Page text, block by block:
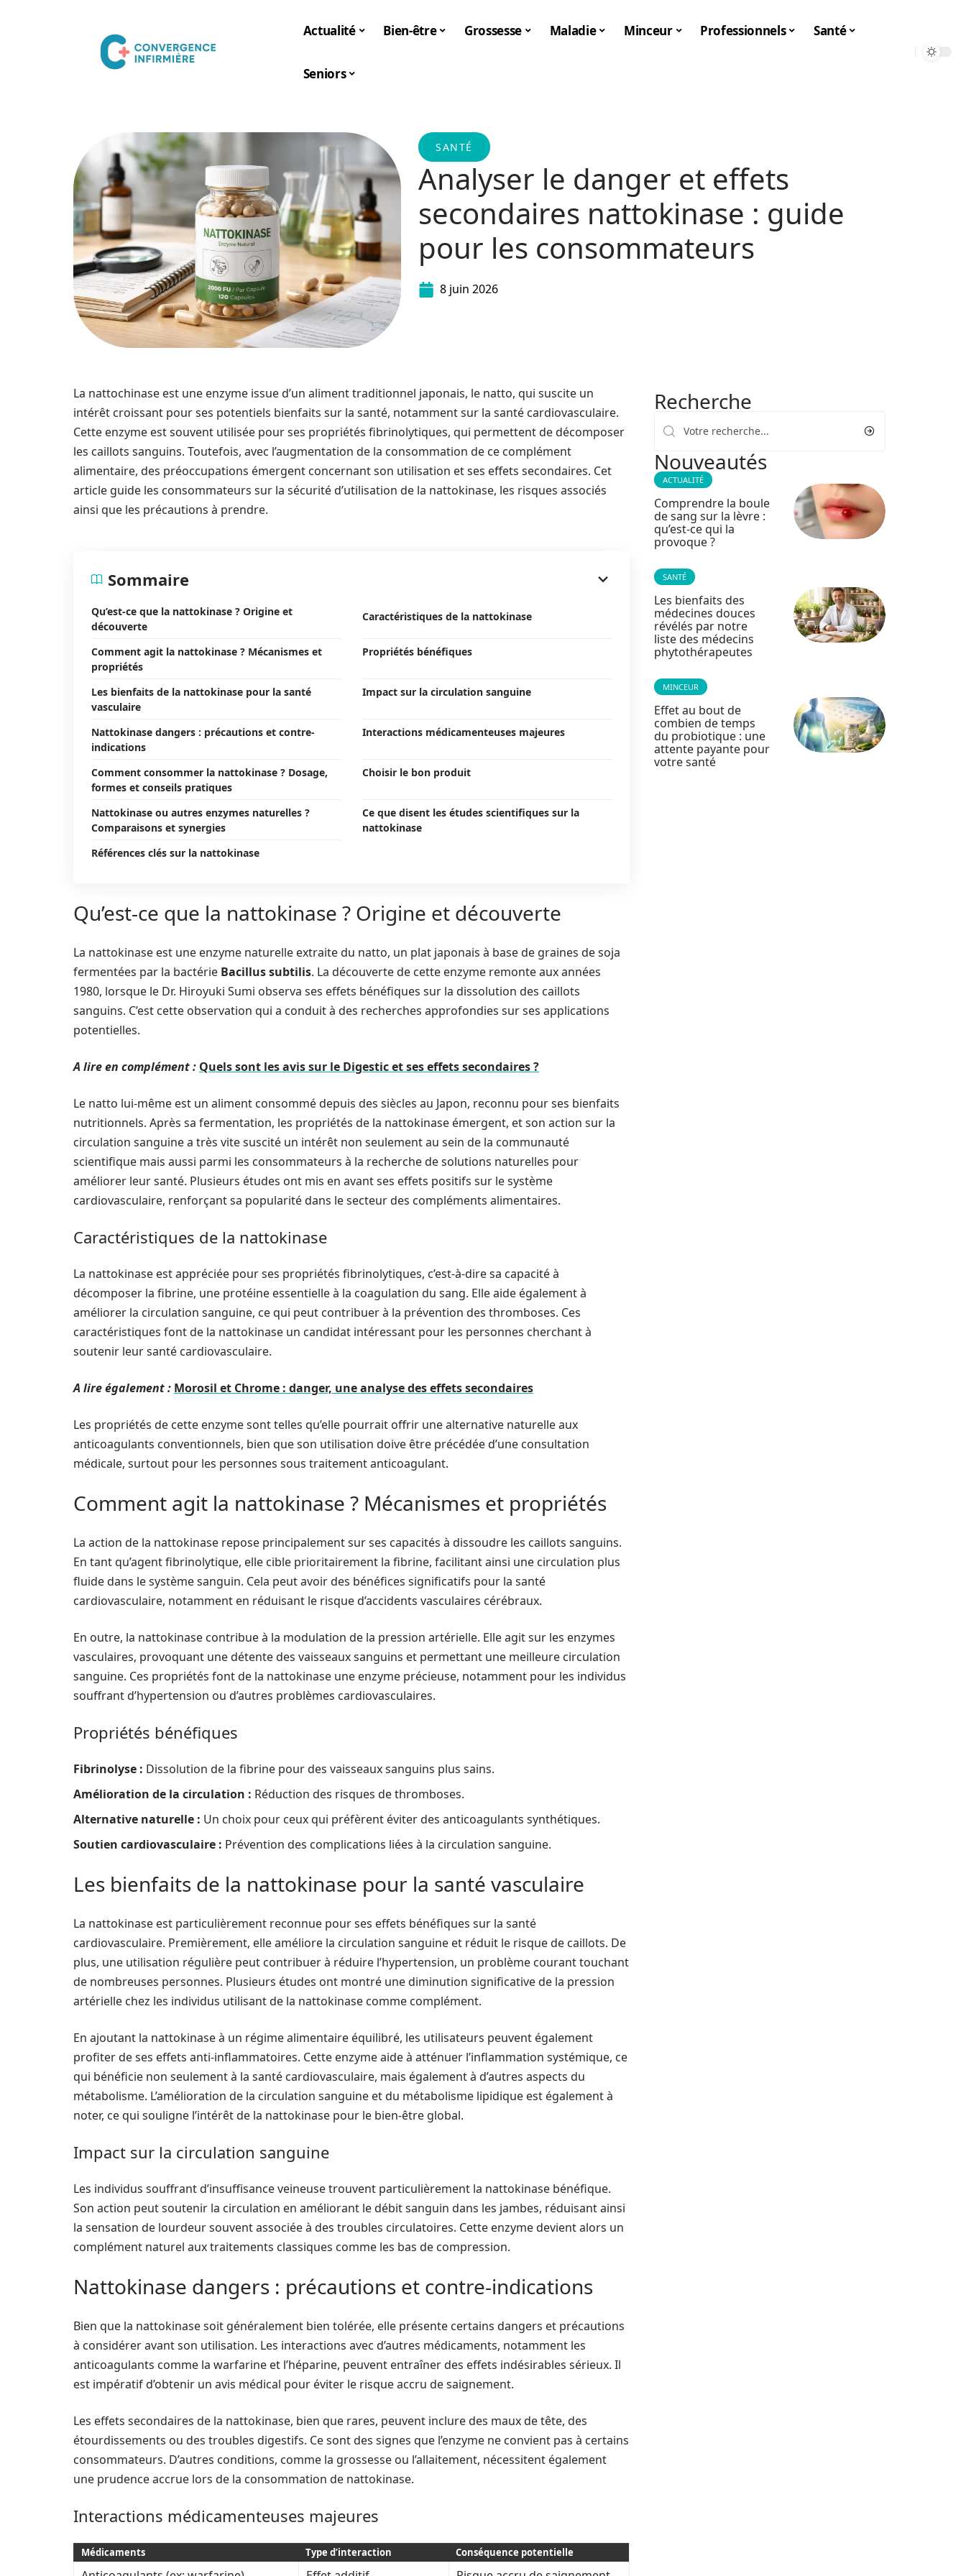
Actualité Bien-être Grossesse Maladie Minceur Professionnels Santé
Seniors
SANTÉ
Analyser le danger et effets
secondaires nattokinase : guide
pour les consommateurs
8 juin 2026
La nattochinase est une enzyme issue d’un aliment traditionnel japonais, le natto, qui suscite un
intérêt croissant pour ses potentiels bienfaits sur la santé, notamment sur la santé cardiovasculaire.
Cette enzyme est souvent utilisée pour ses propriétés fibrinolytiques, qui permettent de décomposer
les caillots sanguins. Toutefois, avec l’augmentation de la consommation de ce complément
alimentaire, des préoccupations émergent concernant son utilisation et ses effets secondaires. Cet
article guide les consommateurs sur la sécurité d’utilisation de la nattokinase, les risques associés
ainsi que les précautions à prendre.
Sommaire
Qu’est-ce que la nattokinase ? Origine et
découverte
Caractéristiques de la nattokinase
Comment agit la nattokinase ? Mécanismes et
propriétés
Propriétés bénéfiques
Les bienfaits de la nattokinase pour la santé
vasculaire
Impact sur la circulation sanguine
Nattokinase dangers : précautions et contre-
indications
Interactions médicamenteuses majeures
Comment consommer la nattokinase ? Dosage,
formes et conseils pratiques
Choisir le bon produit
Nattokinase ou autres enzymes naturelles ?
Comparaisons et synergies
Ce que disent les études scientifiques sur la
nattokinase
Références clés sur la nattokinase
Qu’est-ce que la nattokinase ? Origine et découverte
La nattokinase est une enzyme naturelle extraite du natto, un plat japonais à base de graines de soja
fermentées par la bactérie Bacillus subtilis. La découverte de cette enzyme remonte aux années
1980, lorsque le Dr. Hiroyuki Sumi observa ses effets bénéfiques sur la dissolution des caillots
sanguins. C’est cette observation qui a conduit à des recherches approfondies sur ses applications
potentielles.
A lire en complément : Quels sont les avis sur le Digestic et ses effets secondaires ?
Le natto lui-même est un aliment consommé depuis des siècles au Japon, reconnu pour ses bienfaits
nutritionnels. Après sa fermentation, les propriétés de la nattokinase émergent, et son action sur la
circulation sanguine a très vite suscité un intérêt non seulement au sein de la communauté
scientifique mais aussi parmi les consommateurs à la recherche de solutions naturelles pour
améliorer leur santé. Plusieurs études ont mis en avant ses effets positifs sur le système
cardiovasculaire, renforçant sa popularité dans le secteur des compléments alimentaires.
Caractéristiques de la nattokinase
La nattokinase est appréciée pour ses propriétés fibrinolytiques, c’est-à-dire sa capacité à
décomposer la fibrine, une protéine essentielle à la coagulation du sang. Elle aide également à
améliorer la circulation sanguine, ce qui peut contribuer à la prévention des thromboses. Ces
caractéristiques font de la nattokinase un candidat intéressant pour les personnes cherchant à
soutenir leur santé cardiovasculaire.
A lire également : Morosil et Chrome : danger, une analyse des effets secondaires
Les propriétés de cette enzyme sont telles qu’elle pourrait offrir une alternative naturelle aux
anticoagulants conventionnels, bien que son utilisation doive être précédée d’une consultation
médicale, surtout pour les personnes sous traitement anticoagulant.
Comment agit la nattokinase ? Mécanismes et propriétés
La action de la nattokinase repose principalement sur ses capacités à dissoudre les caillots sanguins.
En tant qu’agent fibrinolytique, elle cible prioritairement la fibrine, facilitant ainsi une circulation plus
fluide dans le système sanguin. Cela peut avoir des bénéfices significatifs pour la santé
cardiovasculaire, notamment en réduisant le risque d’accidents vasculaires cérébraux.
En outre, la nattokinase contribue à la modulation de la pression artérielle. Elle agit sur les enzymes
vasculaires, provoquant une détente des vaisseaux sanguins et permettant une meilleure circulation
sanguine. Ces propriétés font de la nattokinase une enzyme précieuse, notamment pour les individus
souffrant d’hypertension ou d’autres problèmes cardiovasculaires.
Propriétés bénéfiques
Fibrinolyse : Dissolution de la fibrine pour des vaisseaux sanguins plus sains.
Amélioration de la circulation : Réduction des risques de thromboses.
Alternative naturelle : Un choix pour ceux qui préfèrent éviter des anticoagulants synthétiques.
Soutien cardiovasculaire : Prévention des complications liées à la circulation sanguine.
Les bienfaits de la nattokinase pour la santé vasculaire
La nattokinase est particulièrement reconnue pour ses effets bénéfiques sur la santé
cardiovasculaire. Premièrement, elle améliore la circulation sanguine et réduit le risque de caillots. De
plus, une utilisation régulière peut contribuer à réduire l’hypertension, un problème courant touchant
de nombreuses personnes. Plusieurs études ont montré une diminution significative de la pression
artérielle chez les individus utilisant de la nattokinase comme complément.
En ajoutant la nattokinase à un régime alimentaire équilibré, les utilisateurs peuvent également
profiter de ses effets anti-inflammatoires. Cette enzyme aide à atténuer l’inflammation systémique, ce
qui bénéficie non seulement à la santé cardiovasculaire, mais également à d’autres aspects du
métabolisme. L’amélioration de la circulation sanguine et du métabolisme lipidique est également à
noter, ce qui souligne l’intérêt de la nattokinase pour le bien-être global.
Impact sur la circulation sanguine
Les individus souffrant d’insuffisance veineuse trouvent particulièrement la nattokinase bénéfique.
Son action peut soutenir la circulation en améliorant le débit sanguin dans les jambes, réduisant ainsi
la sensation de lourdeur souvent associée à des troubles circulatoires. Cette enzyme devient alors un
complément naturel aux traitements classiques comme les bas de compression.
Nattokinase dangers : précautions et contre-indications
Bien que la nattokinase soit généralement bien tolérée, elle présente certains dangers et précautions
à considérer avant son utilisation. Les interactions avec d’autres médicaments, notamment les
anticoagulants comme la warfarine et l’héparine, peuvent entraîner des effets indésirables sérieux. Il
est impératif d’obtenir un avis médical pour éviter le risque accru de saignement.
Les effets secondaires de la nattokinase, bien que rares, peuvent inclure des maux de tête, des
étourdissements ou des troubles digestifs. Ce sont des signes que l’enzyme ne convient pas à certains
consommateurs. D’autres conditions, comme la grossesse ou l’allaitement, nécessitent également
une prudence accrue lors de la consommation de nattokinase.
Interactions médicamenteuses majeures
Médicaments Type d’interaction Conséquence potentielle
Recherche
Nouveautés
ACTUALITÉ
Comprendre la boule
de sang sur la lèvre :
qu’est-ce qui la
provoque ?
SANTÉ
Les bienfaits des
médecines douces
révélés par notre
liste des médecins
phytothérapeutes
MINCEUR
Effet au bout de
combien de temps
du probiotique : une
attente payante pour
votre santé